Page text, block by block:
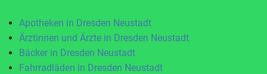
Apotheken in Dresden Neustadt
Ärztinnen und Ärzte in Dresden Neustadt
Bäcker in Dresden Neustadt
Fahrradläden in Dresden Neustadt